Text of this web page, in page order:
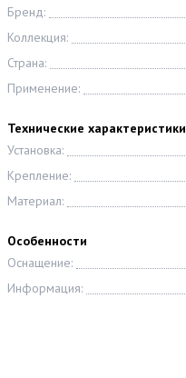
Бренд:
Коллекция:
Страна:
Применение:
Технические характеристики
Установка:
Крепление:
Материал:
Особенности
Оснащение:
Информация: